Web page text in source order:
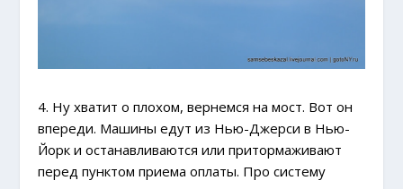
4. Ну хватит о плохом, вернемся на мост. Вот он
впереди. Машины едут из Нью-Джерси в Нью-
Йорк и останавливаются или притормаживают
перед пунктом приема оплаты. Про систему